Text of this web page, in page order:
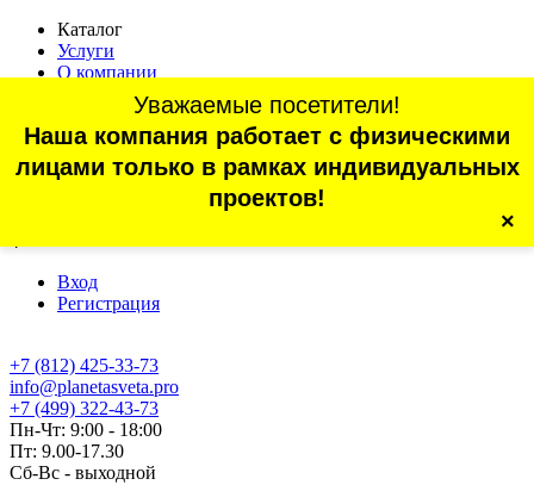
Каталог
Услуги
О компании
Статьи
Контакты
Отзывы
г. Санкт-Петербург, проспект Обуховской Обороны, 70, корп.
Вход
Регистрация
+7 (812) 425-33-73
Уважаемые посетители!
Наша компания работает с физическими
лицами только в рамках индивидуальных
проектов!
×
info@planetasveta.pro
+7 (499) 322-43-73
Пн-Чт: 9:00 - 18:00
Пт: 9.00-17.30
Сб-Вс - выходной